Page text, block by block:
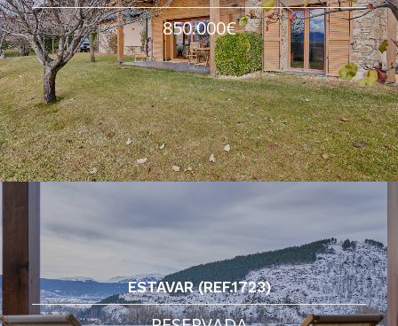
850.000€
ESTAVAR (REF.1723)